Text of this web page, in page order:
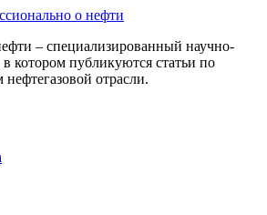
о нефти
– специализированный научно-
котором публикуются статьи по
отрасли.